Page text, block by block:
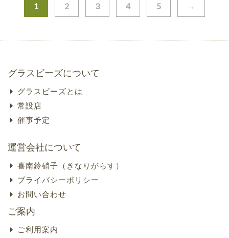
1 2 3 4 5 →
グラスビーズについて
グラスビーズとは
常設店
催事予定
運営会社について
喜南鈴硝子（きなりがらす）
プライバシーポリシー
お問い合わせ
ご案内
ご利用案内